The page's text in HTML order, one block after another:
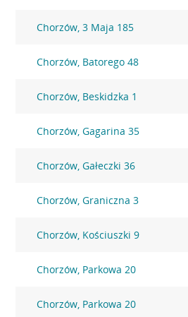
Chorzów, 3 Maja 185
Chorzów, Batorego 48
Chorzów, Beskidzka 1
Chorzów, Gagarina 35
Chorzów, Gałeczki 36
Chorzów, Graniczna 3
Chorzów, Kościuszki 9
Chorzów, Parkowa 20
Chorzów, Parkowa 20